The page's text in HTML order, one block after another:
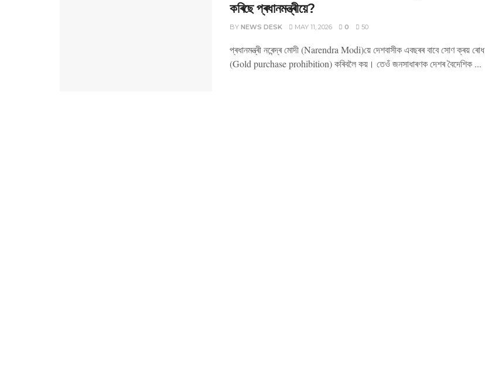
কৰিছে প্ৰধানমন্ত্ৰীয়ে?
BY NEWS DESK MAY 11, 2026 0 50
প্ৰধানমন্ত্ৰী নৰেন্দ্ৰ মোদী (Narendra Modi)য়ে দেশবাসীক এবছৰৰ বাবে সোণ ক্ৰয় ৰোধ
(Gold purchase prohibition) কৰিবলৈ কয়। তেওঁ জনসাধাৰণক দেশৰ বৈদেশিক ...